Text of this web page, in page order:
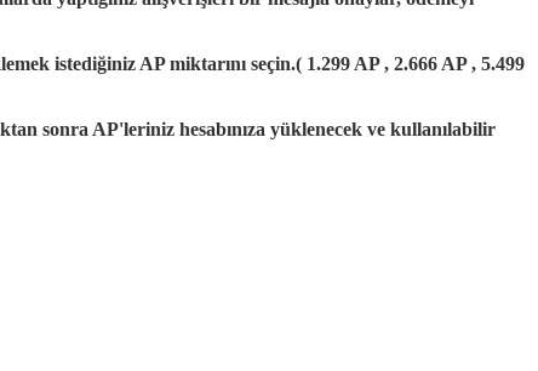
istediğiniz AP miktarını seçin.( 1.299 AP , 2.666 AP , 5.499
sonra AP'leriniz hesabınıza yüklenecek ve kullanılabilir